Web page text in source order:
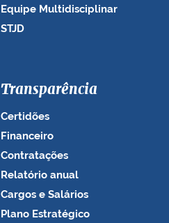
Equipe Multidisciplinar
STJD
Transparência
Certidões
Financeiro
Contratações
Relatório anual
Cargos e Salários
Plano Estratégico